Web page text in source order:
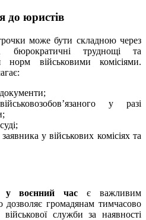
до юристів
може бути складною через
бюрократичні труднощі та
норм військовими комісіями.
у разі
у військових комісіях та
у воєнний час є важливим
громадянам тимчасово
служби за наявності